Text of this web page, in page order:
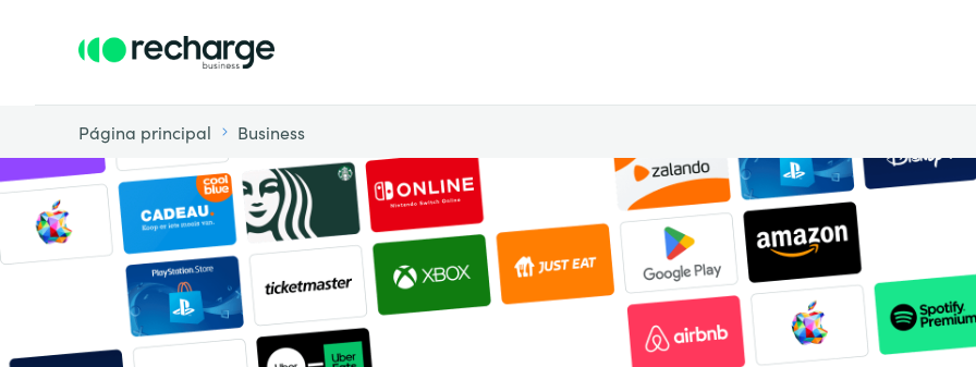
Página principal Business